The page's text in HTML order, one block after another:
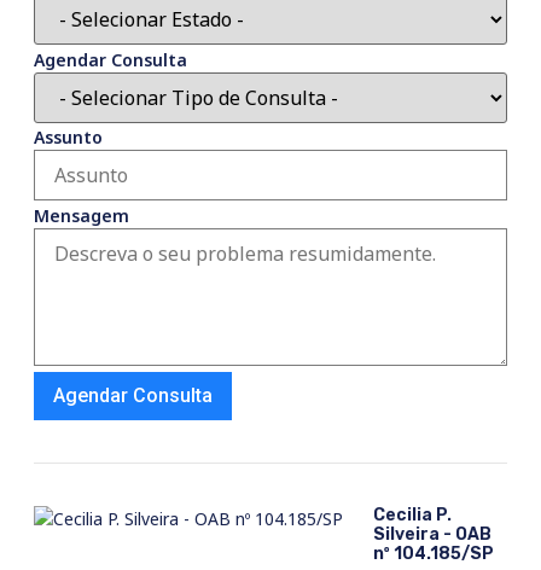
Agendar Consulta
Assunto
Mensagem
Agendar Consulta
Cecilia P.
Silveira - OAB
nº 104.185/SP